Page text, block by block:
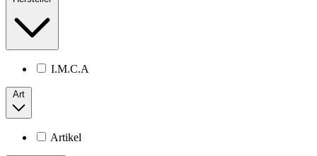
I.M.C.A
Art
Artikel